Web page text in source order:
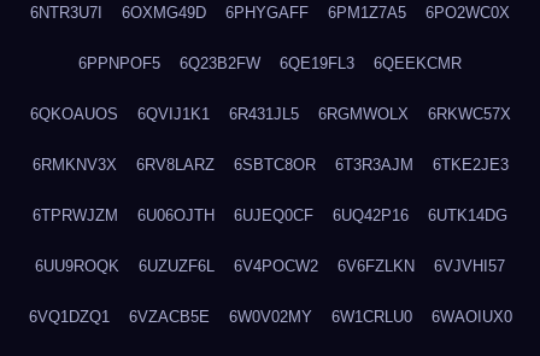
6NTR3U7I 6OXMG49D 6PHYGAFF 6PM1Z7A5 6PO2WC0X
6PPNPOF5 6Q23B2FW 6QE19FL3 6QEEKCMR
6QKOAUOS 6QVIJ1K1 6R431JL5 6RGMWOLX 6RKWC57X
6RMKNV3X 6RV8LARZ 6SBTC8OR 6T3R3AJM 6TKE2JE3
6TPRWJZM 6U06OJTH 6UJEQ0CF 6UQ42P16 6UTK14DG
6UU9ROQK 6UZUZF6L 6V4POCW2 6V6FZLKN 6VJVHI57
6VQ1DZQ1 6VZACB5E 6W0V02MY 6W1CRLU0 6WAOIUX0